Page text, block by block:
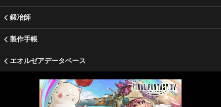
鍛冶師
製作手帳
エオルゼアデータベース